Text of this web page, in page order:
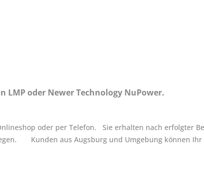
oder Newer Technology NuPower.
oder per Telefon. Sie erhalten nach erfolgter
Kunden aus Augsburg und Umgebung können Ihr